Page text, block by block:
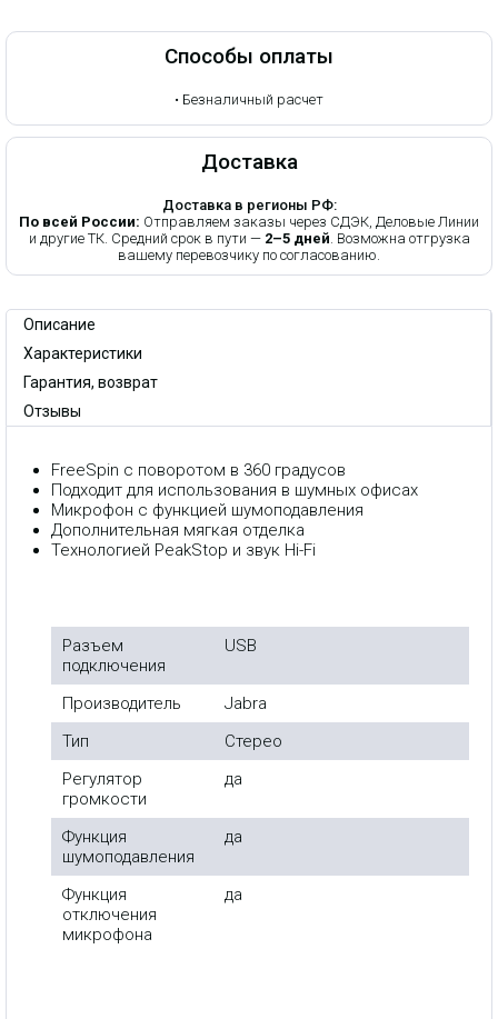
Способы оплаты
• Безналичный расчет
Доставка
Доставка в регионы РФ:
По всей России: Отправляем заказы через СДЭК, Деловые Линии
и другие ТК. Средний срок в пути — 2–5 дней. Возможна отгрузка
вашему перевозчику по согласованию.
Описание
Характеристики
Гарантия, возврат
Отзывы
FreeSpin с поворотом в 360 градусов
Подходит для использования в шумных офисах
Микрофон с функцией шумоподавления
Дополнительная мягкая отделка
Технологией PeakStop и звук Hi-Fi
Разъем
подключения
USB
Производитель
Jabra
Тип
Стерео
Регулятор
громкости
да
Функция
шумоподавления
да
Функция
отключения
микрофона
да